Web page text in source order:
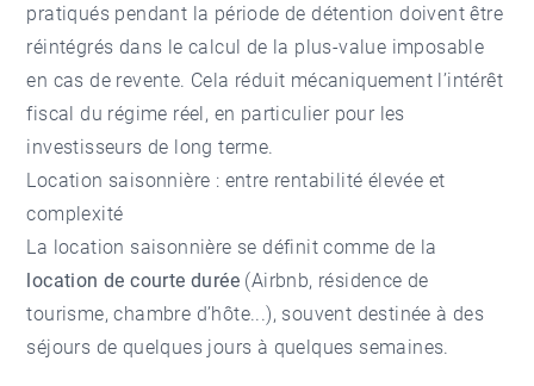
pratiqués pendant la période de détention doivent être
réintégrés dans le calcul de la plus-value imposable
en cas de revente. Cela réduit mécaniquement l’intérêt
fiscal du régime réel, en particulier pour les
investisseurs de long terme.
Location saisonnière : entre rentabilité élevée et
complexité
La location saisonnière se définit comme de la
location de courte durée (Airbnb, résidence de
tourisme, chambre d’hôte...), souvent destinée à des
séjours de quelques jours à quelques semaines.